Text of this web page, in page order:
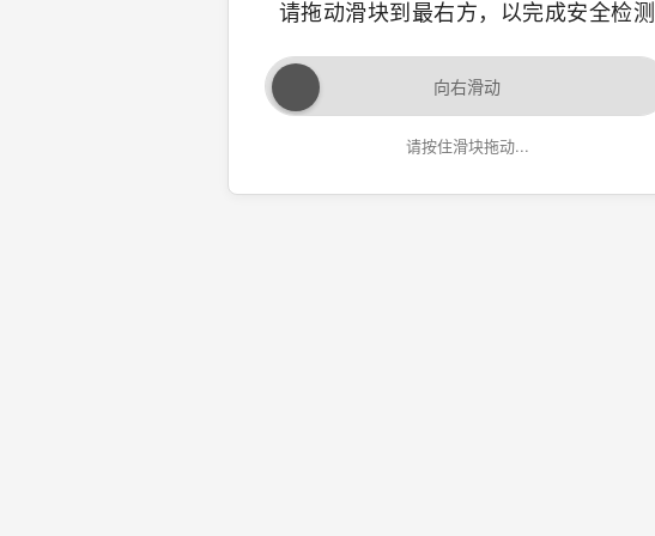
请拖动滑块到最右方，以完成安全检测
向右滑动
请按住滑块拖动...